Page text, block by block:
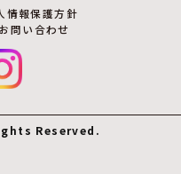
情報保護方針
お問い合わせ
Reserved.